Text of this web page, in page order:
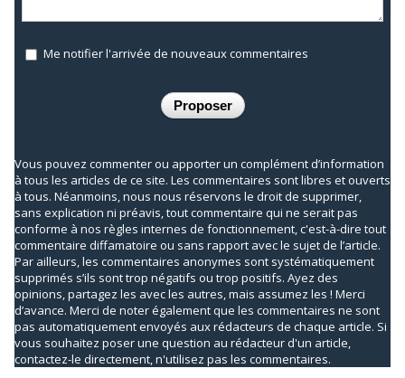
Me notifier l'arrivée de nouveaux commentaires
Vous pouvez commenter ou apporter un complément d’information
à tous les articles de ce site. Les commentaires sont libres et ouverts
à tous. Néanmoins, nous nous réservons le droit de supprimer,
sans explication ni préavis, tout commentaire qui ne serait pas
conforme à nos règles internes de fonctionnement, c'est-à-dire tout
commentaire diffamatoire ou sans rapport avec le sujet de l’article.
Par ailleurs, les commentaires anonymes sont systématiquement
supprimés s’ils sont trop négatifs ou trop positifs. Ayez des
opinions, partagez les avec les autres, mais assumez les ! Merci
d’avance. Merci de noter également que les commentaires ne sont
pas automatiquement envoyés aux rédacteurs de chaque article. Si
vous souhaitez poser une question au rédacteur d'un article,
contactez-le directement, n'utilisez pas les commentaires.